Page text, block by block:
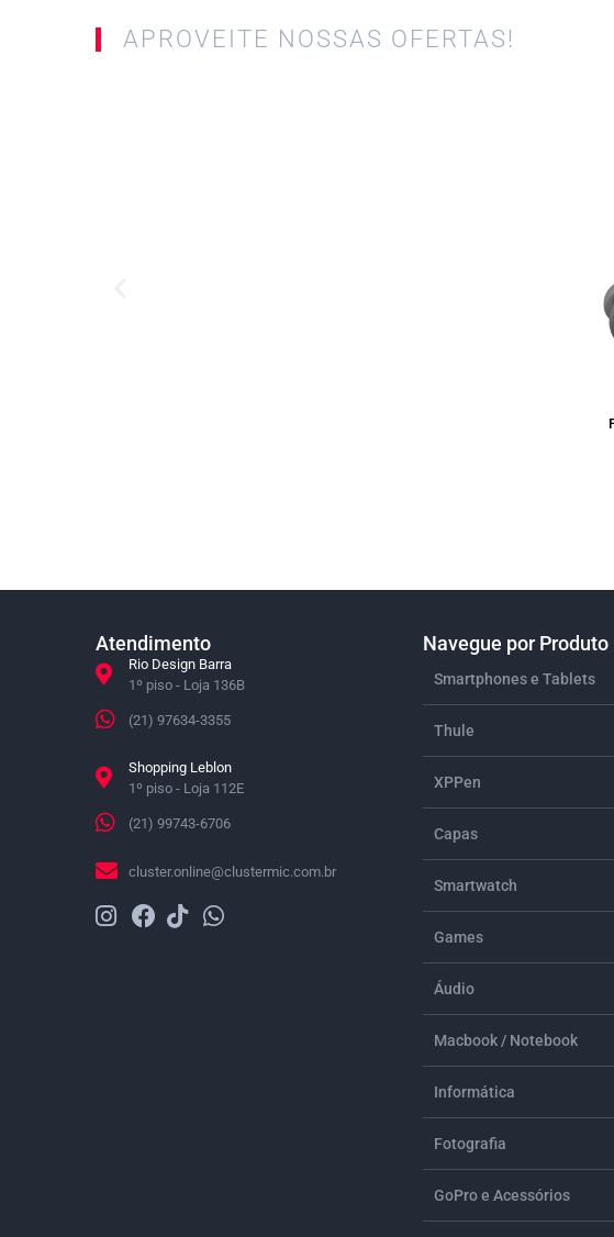
APROVEITE NOSSAS OFERTAS!
Atendimento
Rio Design Barra
1º piso - Loja 136B
(21) 97634-3355
Shopping Leblon
1º piso - Loja 112E
(21) 99743-6706
cluster.online@clustermic.com.br
Navegue por Produto
Smartphones e Tablets
Thule
XPPen
Capas
Smartwatch
Games
Áudio
Macbook / Notebook
Informática
Fotografia
GoPro e Acessórios